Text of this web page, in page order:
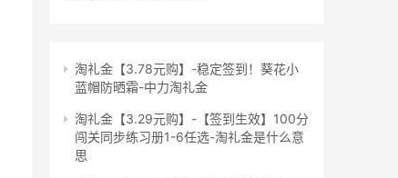
淘礼金【3.78元购】-稳定签到！葵花小
蓝帽防晒霜-中力淘礼金
淘礼金【3.29元购】-【签到生效】100分
闯关同步练习册1-6任选-淘礼金是什么意
思